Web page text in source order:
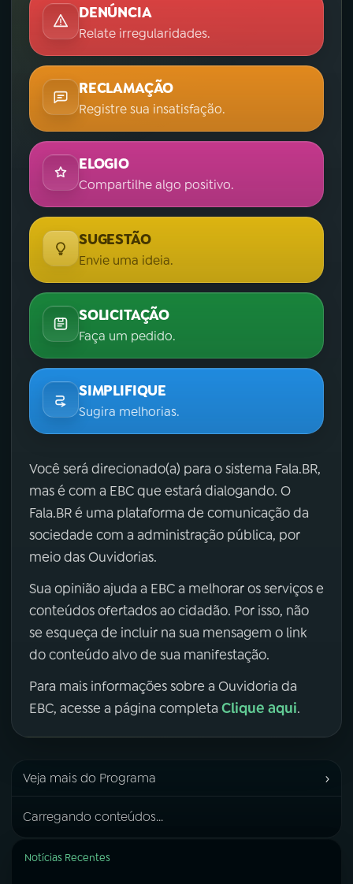
DENÚNCIA
Relate irregularidades.
RECLAMAÇÃO
Registre sua insatisfação.
ELOGIO
Compartilhe algo positivo.
SUGESTÃO
Envie uma ideia.
SOLICITAÇÃO
Faça um pedido.
SIMPLIFIQUE
Sugira melhorias.
Você será direcionado(a) para o sistema Fala.BR,
mas é com a EBC que estará dialogando. O
Fala.BR é uma plataforma de comunicação da
sociedade com a administração pública, por
meio das Ouvidorias.
Sua opinião ajuda a EBC a melhorar os serviços e
conteúdos ofertados ao cidadão. Por isso, não
se esqueça de incluir na sua mensagem o link
do conteúdo alvo de sua manifestação.
Para mais informações sobre a Ouvidoria da
EBC, acesse a página completa Clique aqui.
Veja mais do Programa ›
Carregando conteúdos...
Notícias Recentes